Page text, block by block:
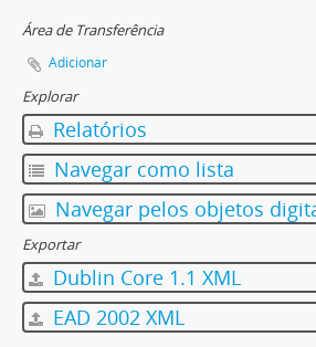
Área de Transferência
Adicionar
Explorar
Relatórios
Navegar como lista
Navegar pelos objetos
Exportar
Dublin Core 1.1 XML
EAD 2002 XML